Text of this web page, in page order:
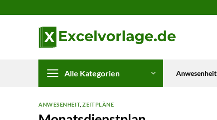
Inhalt
Alle Kategorien Anwesenheit
ANWESENHEIT,ZEITPLÄNE